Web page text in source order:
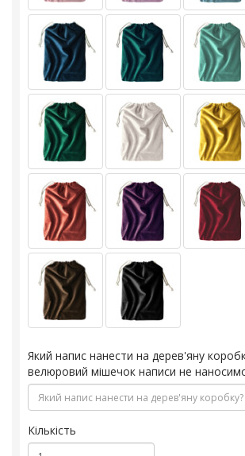
Який напис нанести на дерев'яну
велюровий мішечок написи не
Кількість